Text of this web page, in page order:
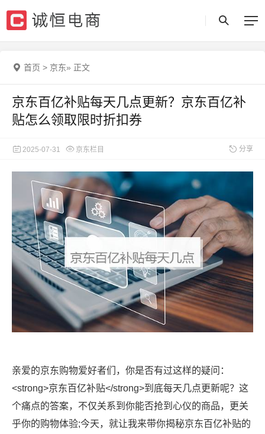
首页 > 京东» 正文
京东百亿补贴每天几点更新？京东百亿补
贴怎么领取限时折扣券
2025-07-31 京东栏目 分享
亲爱的京东购物爱好者们，你是否有过这样的疑问：
<strong>京东百亿补贴</strong>到底每天几点更新呢？这
个痛点的答案，不仅关系到你能否抢到心仪的商品，更关
乎你的购物体验;今天，就让我来带你揭秘京东百亿补贴的